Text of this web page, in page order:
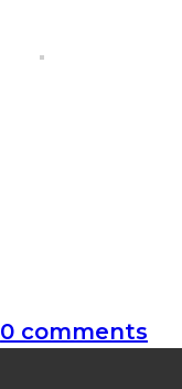
0 comments